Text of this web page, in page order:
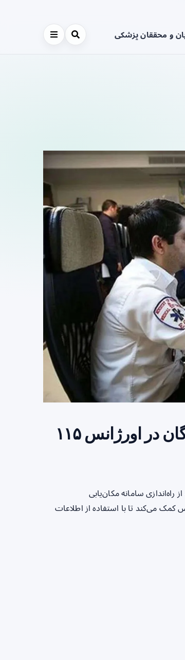
و محققان پزشکی
راه‌اندازی سامانه مکان‌یابی تماس‌گیرندگان در اورژانس ۱۱۵
سامانه مکان‌یابی
این سامانه به اورژانس کمک می‌کند تا با استفاده از اطلاعات